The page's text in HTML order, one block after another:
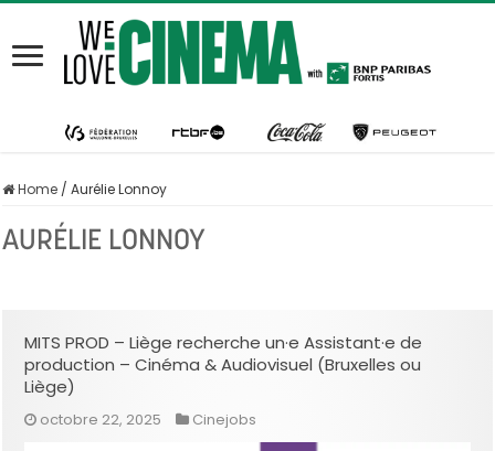
Home / Aurélie Lonnoy
AURÉLIE LONNOY
MITS PROD – Liège recherche un·e Assistant·e de
production – Cinéma & Audiovisuel (Bruxelles ou
Liège)
octobre 22, 2025 Cinejobs